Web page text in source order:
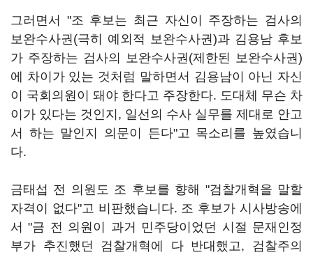
그러면서 "조 후보는 최근 자신이 주장하는 검사의
보완수사권(극히 예외적 보완수사권)과 김용남 후보
가 주장하는 검사의 보완수사권(제한된 보완수사권)
에 차이가 있는 것처럼 말하면서 김용남이 아닌 자신
이 국회의원이 돼야 한다고 주장한다. 도대체 무슨 차
이가 있다는 것인지, 일선의 수사 실무를 제대로 안고
서 하는 말인지 의문이 든다"고 목소리를 높였습니
다.
금태섭 전 의원도 조 후보를 향해 "검찰개혁을 말할
자격이 없다"고 비판했습니다. 조 후보가 시사방송에
서 "금 전 의원이 과거 민주당이었던 시절 문재인정
부가 추진했던 검찰개혁에 다 반대했고, 검찰주의